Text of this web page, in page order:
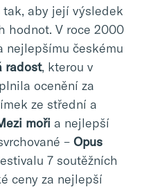
aby její výsledek
hodnot. V roce 2000
nejlepšímu českému
radost, kterou v
ocenění za
ze střední a
moři a nejlepší
– Opus
7 soutěžních
ceny za nejlepší